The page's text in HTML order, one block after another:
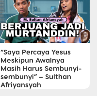
“Saya Percaya Yesus
Meskipun Awalnya
Masih Harus Sembunyi-
sembunyi” – Sulthan
Afriyansyah